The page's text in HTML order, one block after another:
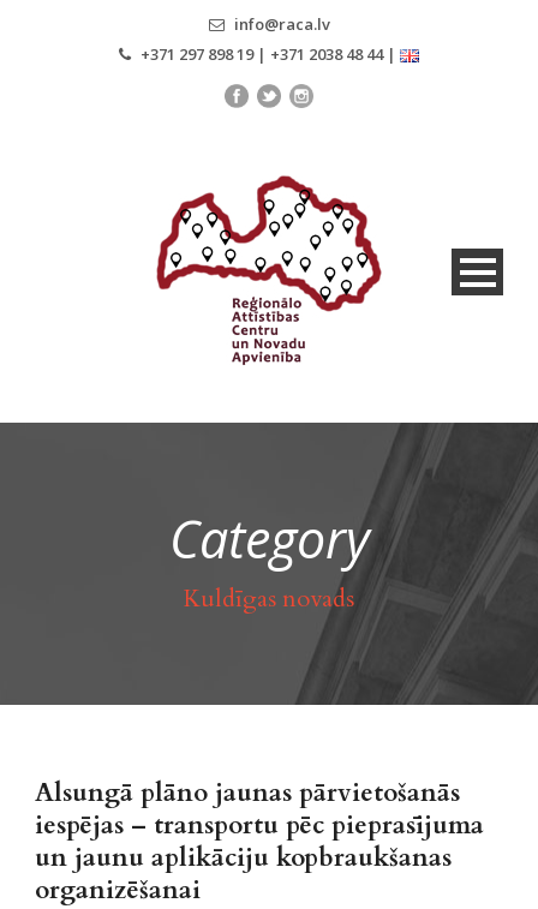
info@raca.lv
+371 297 898 19 | +371 2038 48 44 |
Category
Kuldīgas novads
Alsungā plāno jaunas pārvietošanās
iespējas – transportu pēc pieprasījuma
un jaunu aplikāciju kopbraukšanas
organizēšanai